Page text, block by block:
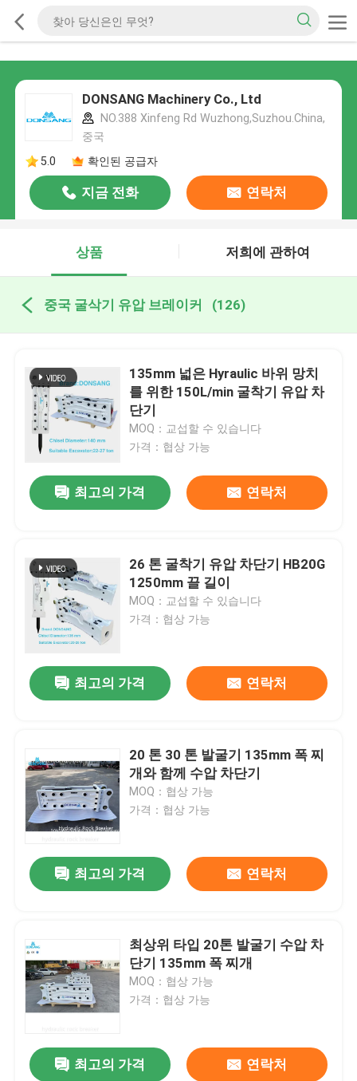
DONSANG Machinery Co., Ltd
NO.388 Xinfeng Rd Wuzhong,Suzhou.China,
중국
5.0
확인된 공급자
지금 전화 연락처
상품 저희에 관하여
중국 굴삭기 유압 브레이커 (126)
135mm 넓은 Hyraulic 바위 망치
를 위한 150L/min 굴착기 유압 차
단기
MOQ：교섭할 수 있습니다
가격：협상 가능
최고의 가격 연락처
26 톤 굴착기 유압 차단기 HB20G
1250mm 끌 길이
MOQ：교섭할 수 있습니다
가격：협상 가능
최고의 가격 연락처
20 톤 30 톤 발굴기 135mm 폭 찌
개와 함께 수압 차단기
MOQ：협상 가능
가격：협상 가능
최고의 가격 연락처
최상위 타입 20톤 발굴기 수압 차
단기 135mm 폭 찌개
MOQ：협상 가능
가격：협상 가능
최고의 가격 연락처